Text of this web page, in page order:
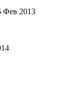
Фев 2013